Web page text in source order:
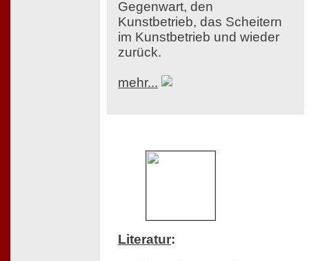
Gegenwart, den
Kunstbetrieb, das Scheitern
im Kunstbetrieb und wieder
zurück.
mehr...
Literatur: